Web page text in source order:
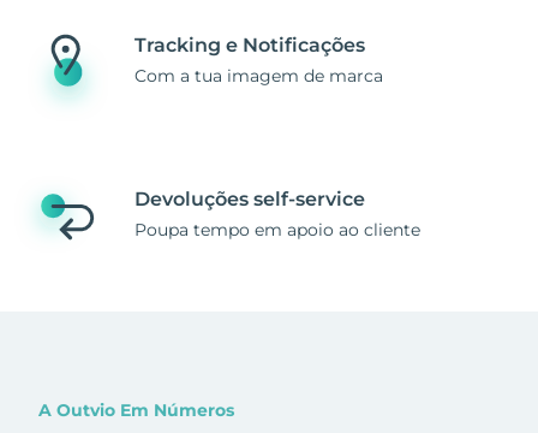
Tracking e Notificações
Com a tua imagem de marca
Devoluções self-service
Poupa tempo em apoio ao cliente
A Outvio Em Números